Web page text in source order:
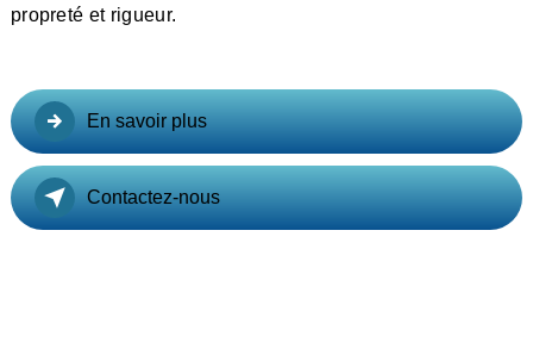
propreté et rigueur.
En savoir plus
Contactez-nous